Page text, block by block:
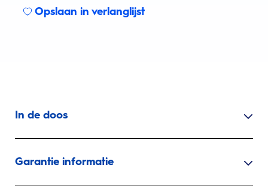
Opslaan in verlanglijst
In de doos
Garantie informatie